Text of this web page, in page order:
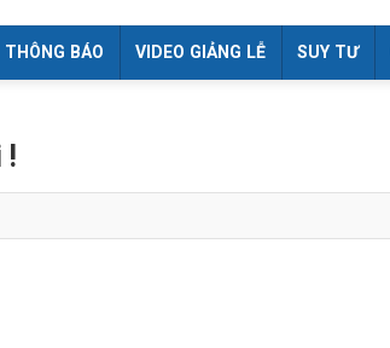
THÔNG BÁO VIDEO GIẢNG LỄ SUY TƯ
!